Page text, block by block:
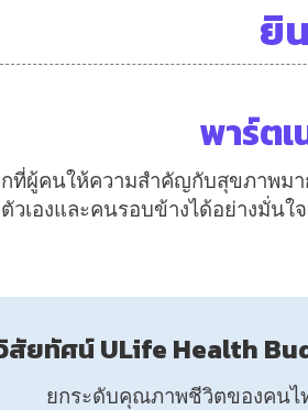
ยิ
พาร์ต
ที่ผู้คนให้ความสำคัญกับสุขภาพม
วเองและคนรอบข้างได้อย่างมั่น
สัยทัศน์ ULife Health
ยกระดับคุณภาพชีวิตของคน